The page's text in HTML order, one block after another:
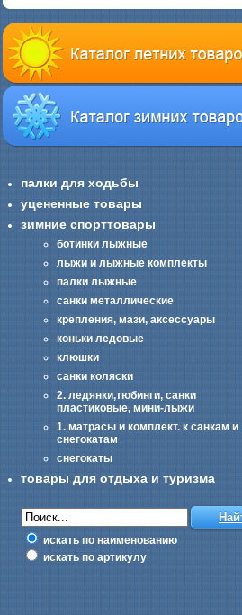
палки для ходьбы
уцененные товары
зимние спорттовары
ботинки лыжные
лыжи и лыжные комплекты
палки лыжные
санки металлические
крепления, мази, аксессуары
коньки ледовые
клюшки
санки коляски
2. ледянки,тюбинги, санки
пластиковые, мини-лыжи
1. матрасы и комплект. к санкам и
снегокатам
снегокаты
товары для отдыха и туризма
искать по наименованию
искать по артикулу